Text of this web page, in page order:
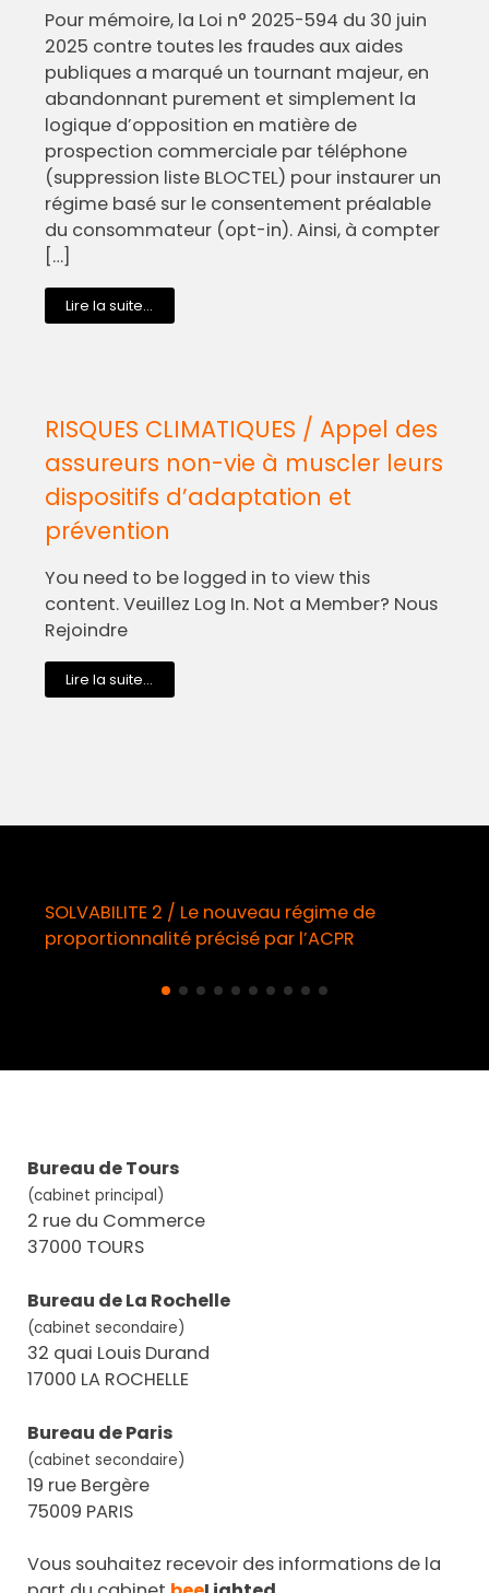
Pour mémoire, la Loi n° 2025-594 du 30 juin
2025 contre toutes les fraudes aux aides
publiques a marqué un tournant majeur, en
abandonnant purement et simplement la
logique d’opposition en matière de
prospection commerciale par téléphone
(suppression liste BLOCTEL) pour instaurer un
régime basé sur le consentement préalable
du consommateur (opt-in). Ainsi, à compter
[…]
Lire la suite...
RISQUES CLIMATIQUES / Appel des
assureurs non-vie à muscler leurs
dispositifs d’adaptation et
prévention
You need to be logged in to view this
content. Veuillez Log In. Not a Member? Nous
Rejoindre
Lire la suite...
SOLVABILITE 2 / Le nouveau régime de
proportionnalité précisé par l’ACPR
Bureau de Tours
(cabinet principal)
2 rue du Commerce
37000 TOURS
Bureau de La Rochelle
(cabinet secondaire)
32 quai Louis Durand
17000 LA ROCHELLE
Bureau de Paris
(cabinet secondaire)
19 rue Bergère
75009 PARIS
Vous souhaitez recevoir des informations de la